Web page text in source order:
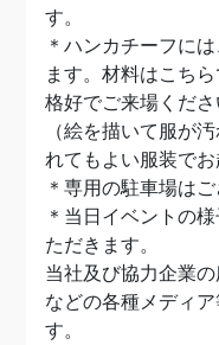
す。
＊ハンカチーフに
ます。材料はこち
格好でご来場くださ
（絵を描いて服が
れてもよい服装でお
＊専用の駐車場はご
＊当日イベントの
ただきます。
当社及び協力企業
などの各種メディ
す。